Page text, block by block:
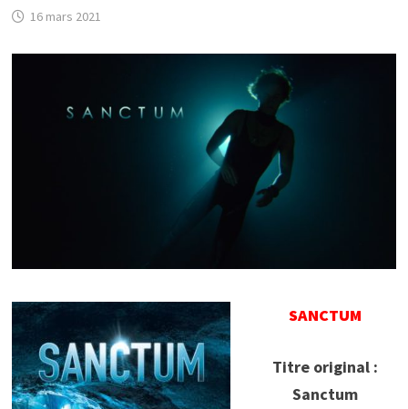
16 mars 2021
SANCTUM
Titre original :
Sanctum